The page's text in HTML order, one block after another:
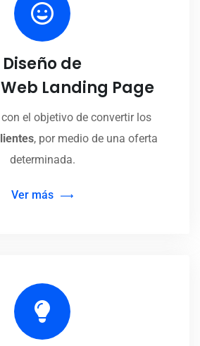
Diseño de
Landing Page
el objetivo de convertir los
, por medio de una oferta
determinada.
Ver más